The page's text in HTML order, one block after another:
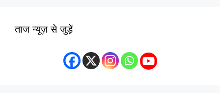
ताज न्यूज़ से जुड़ें